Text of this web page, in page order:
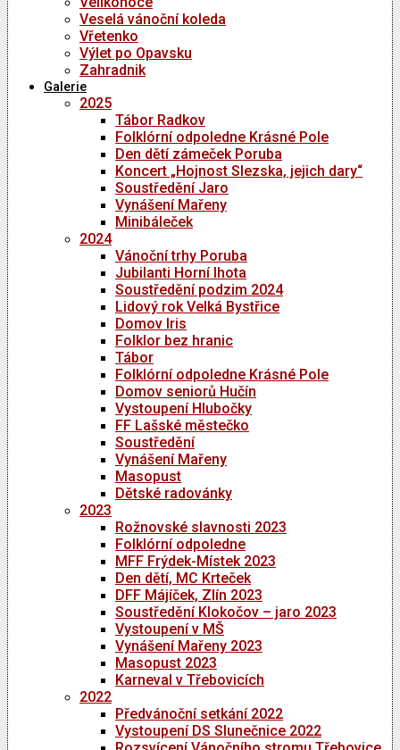
Veselá vánoční koleda
Vřetenko
Výlet po Opavsku
Zahradnik
Galerie
2025
Tábor Radkov
Folklórní odpoledne Krásné Pole
Den dětí zámeček Poruba
Koncert „Hojnost Slezska, jejich dary“
Soustředění Jaro
Vynášení Mařeny
Minibáleček
2024
Vánoční trhy Poruba
Jubilanti Horní lhota
Soustředění podzim 2024
Lidový rok Velká Bystřice
Domov Iris
Folklor bez hranic
Tábor
Folklórní odpoledne Krásné Pole
Domov seniorů Hučín
Vystoupení Hlubočky
FF Lašské městečko
Soustředění
Vynášení Mařeny
Masopust
Dětské radovánky
2023
Rožnovské slavnosti 2023
Folklórní odpoledne
MFF Frýdek-Místek 2023
Den dětí, MC Krteček
DFF Májíček, Zlín 2023
Soustředění Klokočov – jaro 2023
Vystoupení v MŠ
Vynášení Mařeny 2023
Masopust 2023
Karneval v Třebovicích
2022
Předvánoční setkání 2022
Vystoupení DS Slunečnice 2022